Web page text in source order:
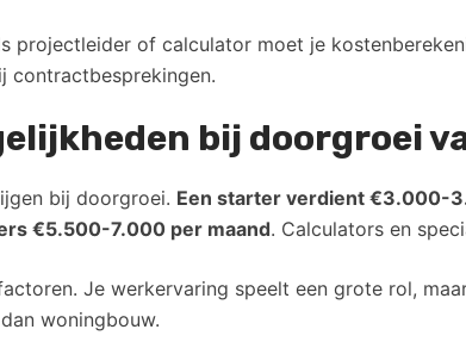
projectleider of calculator moet je
contractbesprekingen.
bij doorgroei
bij doorgroei. Een starter verdient €3.000-
€5.500-7.000 per maand. Calculators en
Je werkervaring speelt een grote rol,
woningbouw.